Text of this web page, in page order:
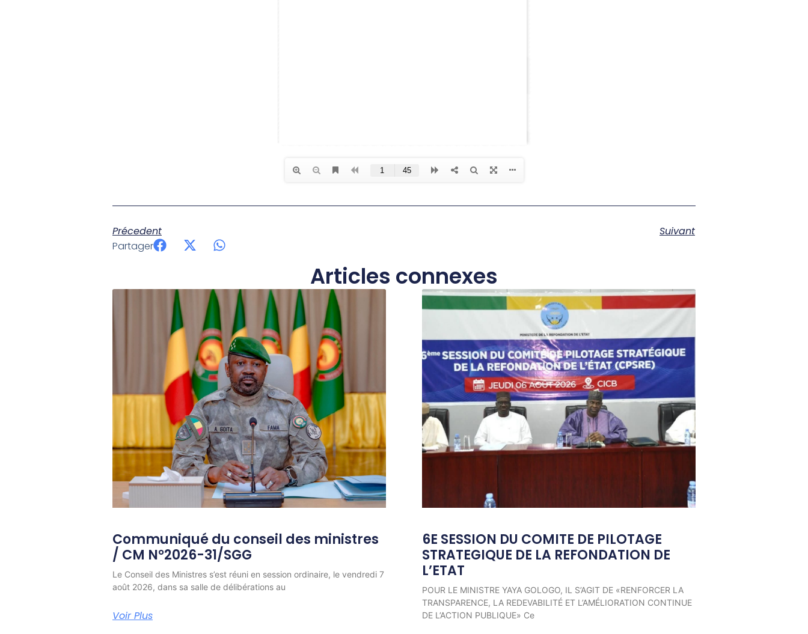
Précedent
Suivant
Partager
Articles connexes
Communiqué du conseil des ministres
/ CM N°2026-31/SGG
Le Conseil des Ministres s’est réuni en session ordinaire, le vendredi 7
août 2026, dans sa salle de délibérations au
Voir Plus
6E SESSION DU COMITE DE PILOTAGE
STRATEGIQUE DE LA REFONDATION DE
L’ETAT
POUR LE MINISTRE YAYA GOLOGO, IL S’AGIT DE «RENFORCER LA
TRANSPARENCE, LA REDEVABILITÉ ET L’AMÉLIORATION CONTINUE
DE L’ACTION PUBLIQUE» Ce